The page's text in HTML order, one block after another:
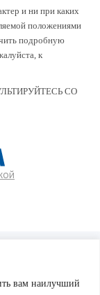
вам наилучший
и ни при каких
положениями
подробную
к
СО